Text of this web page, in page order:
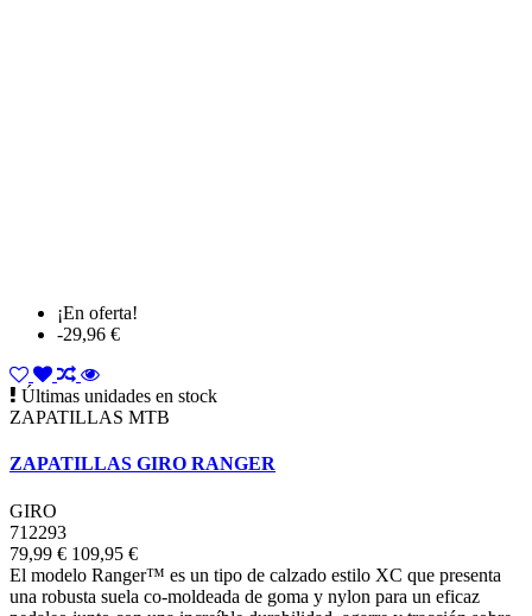
¡En oferta!
-29,96 €
Últimas unidades en stock
ZAPATILLAS MTB
ZAPATILLAS GIRO RANGER
GIRO
712293
79,99 € 109,95 €
El modelo Ranger™ es un tipo de calzado estilo XC que presenta
una robusta suela co-moldeada de goma y nylon para un eficaz